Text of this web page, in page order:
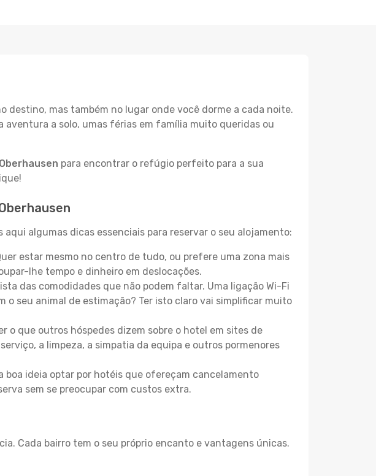
destino, mas também no lugar onde você dorme a cada noite.
a solo, umas férias em família muito queridas ou
para encontrar o refúgio perfeito para a sua
algumas dicas essenciais para reservar o seu alojamento:
estar mesmo no centro de tudo, ou prefere uma zona mais
lhe tempo e dinheiro em deslocações.
das comodidades que não podem faltar. Uma ligação Wi-Fi
o seu animal de estimação? Ter isto claro vai simplificar muito
o que outros hóspedes dizem sobre o hotel em sites de
a limpeza, a simpatia da equipa e outros pormenores
boa ideia optar por hotéis que ofereçam cancelamento
sem se preocupar com custos extra.
Cada bairro tem o seu próprio encanto e vantagens únicas.